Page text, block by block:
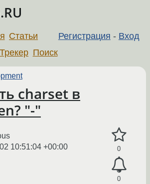
Регистрация - Вход
Статьи
Трекер Поиск
charset в
"-"
0
0
10:51:04 +00:00